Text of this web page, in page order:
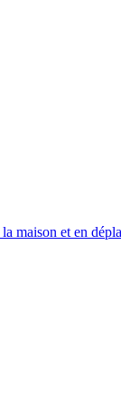
maison et en